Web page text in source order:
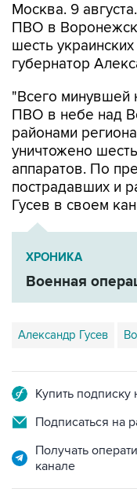
Москва. 9
ПВО в
шесть
губернатор
"Всего
ПВО в небе над
районами
уничтожено
аппаратов. По
пострадавших и
Гусев в своем
ХРОНИКА
Военная
Александр Гусев
Купить
Подписаться на
Получать
канале